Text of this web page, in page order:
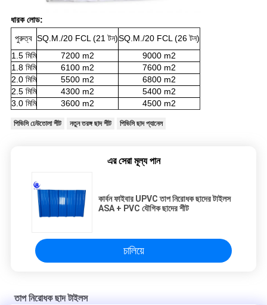
ধারক লোড:
পুরুত্ব SQ.M./20 FCL (21 টন)SQ.M./20 FCL (26 টন)
1.5 মিমি
7200 m2
9000 m2
1.8 মিমি
6100 m2
7600 m2
2.0 মিমি
5500 m2
6800 m2
2.5 মিমি
4300 m2
5400 m2
3.0 মিমি
3600 m2 4500 m2
পিভিসি ঢেউতোলা শীট নতুন তরঙ্গ ছাদ শীট পিভিসি ছাদ প্যানেল
এর সেরা মূল্য পান
কার্বন ফাইবার UPVC তাপ নিরোধক ছাদের টাইলস
ASA + PVC যৌগিক ছাদের শীট
চালিয়ে
তাপ নিরোধক ছাদ টাইলস